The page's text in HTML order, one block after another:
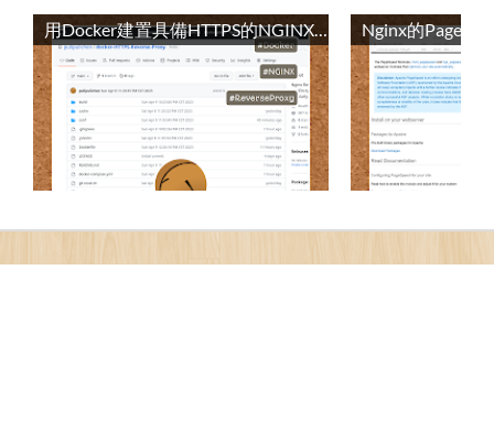
用Docker建置具備HTTPS的NGINX反向代理伺服器：docker-HTTPS-Reverse-Proxy / Build a NGINX Reverse Proxy with HTTPS in Docker: docker-HTTPS-Reverse-Proxy Nginx的PageSpeed安裝失敗記錄 / Install NGINX PageSpeed Module failed